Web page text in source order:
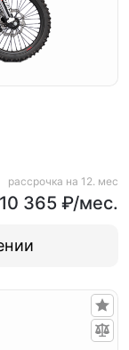
рассрочка на 12. мес
365 ₽/мес.